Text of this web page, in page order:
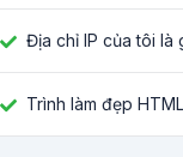
Địa chỉ IP của tôi là
Trình làm đẹp HTML